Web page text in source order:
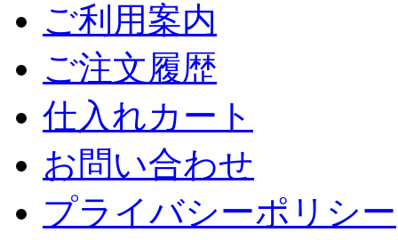
ご利用案内
ご注文履歴
仕入れカート
お問い合わせ
プライバシーポリシー